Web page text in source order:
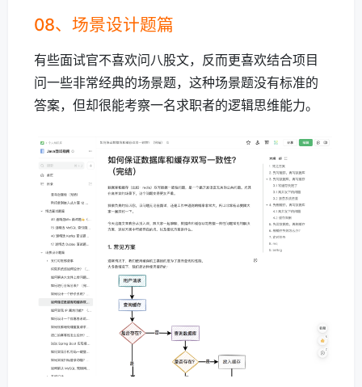
08、场景设计题篇
有些面试官不喜欢问八股文，反而更喜欢结合项目
问一些非常经典的场景题，这种场景题没有标准的
答案，但却很能考察一名求职者的逻辑思维能力。